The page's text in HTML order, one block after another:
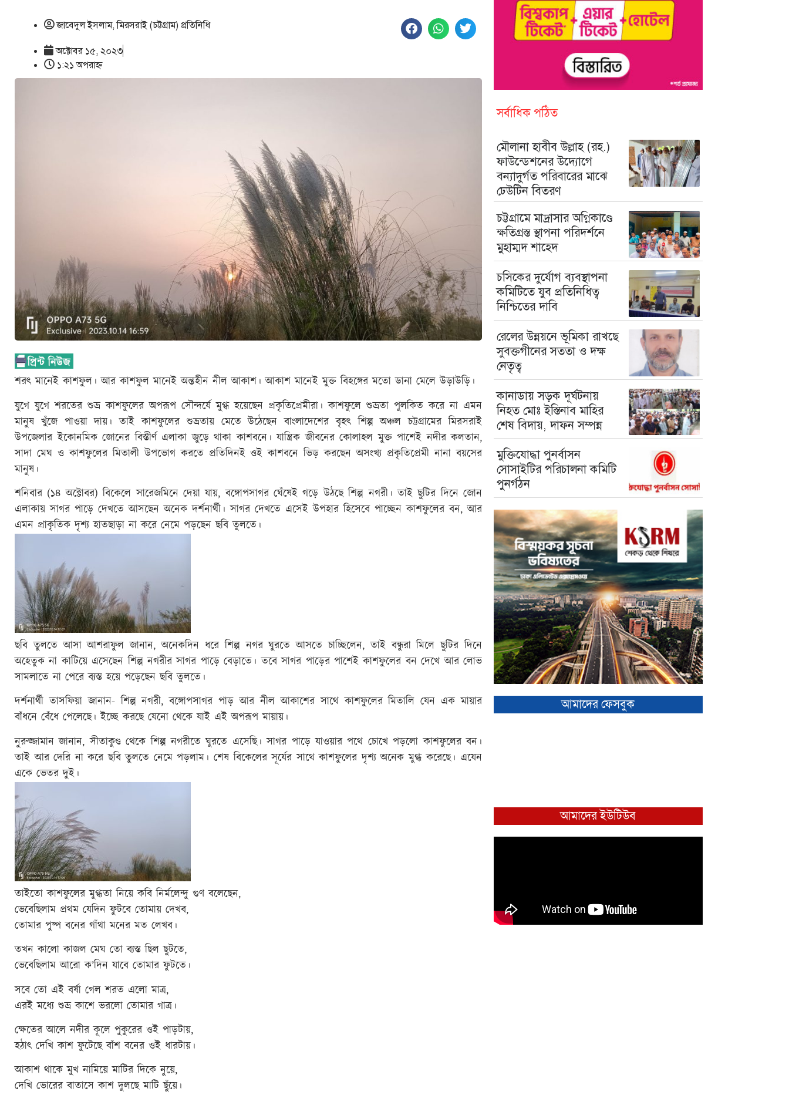
জাবেদুল ইসলাম, মিরসরাই (চট্টগ্রাম) প্রতিনিধি
অক্টোবর ১৫, ২০২৩
১:২১ অপরাহ্ণ
শরৎ মানেই কাশফুল। আর কাশফুল মানেই অন্তহীন নীল আকাশ। আকাশ মানেই মুক্ত বিহঙ্গের মতো ডানা মেলে উড়াউড়ি।
যুগে যুগে শরতের শুভ্র কাশফুলের অপরূপ সৌন্দর্যে মুগ্ধ হয়েছেন প্রকৃতিপ্রেমীরা। কাশফুলে শুভ্রতা পুলকিত করে না এমন
মানুষ খুঁজে পাওয়া দায়। তাই কাশফুলের শুভ্রতায় মেতে উঠেছেন বাংলাদেশের বৃহৎ শিল্প অঞ্চল চট্টগ্রামের মিরসরাই
উপজেলার ইকোনমিক জোনের বিস্তীর্ণ এলাকা জুড়ে থাকা কাশবনে। যান্ত্রিক জীবনের কোলাহল মুক্ত পাশেই নদীর কলতান,
সাদা মেঘ ও কাশফুলের মিতালী উপভোগ করতে প্রতিদিনই ওই কাশবনে ভিড় করছেন অসংখ্য প্রকৃতিপ্রেমী নানা বয়সের
মানুষ।
শনিবার (১৪ অক্টোবর) বিকেলে সারেজমিনে দেয়া যায়, বঙ্গোপসাগর ঘেঁষেই গড়ে উঠছে শিল্প নগরী। তাই ছুটির দিনে জোন
এলাকায় সাগর পাড়ে দেখতে আসছেন অনেক দর্শনার্থী। সাগর দেখতে এসেই উপহার হিসেবে পাচ্ছেন কাশফুলের বন, আর
এমন প্রাকৃতিক দৃশ্য হাতছাড়া না করে নেমে পড়ছেন ছবি তুলতে।
ছবি তুলতে আসা আশরাফুল জানান, অনেকদিন ধরে শিল্প নগর ঘুরতে আসতে চাচ্ছিলেন, তাই বন্ধুরা মিলে ছুটির দিনে
অহেতুক না কাটিয়ে এসেছেন শিল্প নগরীর সাগর পাড়ে বেড়াতে। তবে সাগর পাড়ের পাশেই কাশফুলের বন দেখে আর লোভ
সামলাতে না পেরে ব্যস্ত হয়ে পড়েছেন ছবি তুলতে।
দর্শনার্থী তাসফিয়া জানান- শিল্প নগরী, বঙ্গোপসাগর পাড় আর নীল আকাশের সাথে কাশফুলের মিতালি যেন এক মায়ার
বাঁধনে বেঁধে পেলেছে। ইচ্ছে করছে যেনো থেকে যাই এই অপরূপ মায়ায়।
নুরুজ্জামান জানান, সীতাকুণ্ড থেকে শিল্প নগরীতে ঘুরতে এসেছি। সাগর পাড়ে যাওয়ার পথে চোখে পড়লো কাশফুলের বন।
তাই আর দেরি না করে ছবি তুলতে নেমে পড়লাম। শেষ বিকেলের সূর্যের সাথে কাশফুলের দৃশ্য অনেক মুগ্ধ করেছে। এযেন
একে ভেতর দুই।
তাইতো কাশফুলের মুগ্ধতা নিয়ে কবি নির্মলেন্দু গুণ বলেছেন,
ভেবেছিলাম প্রথম যেদিন ফুটবে তোমায় দেখব,
তোমার পুষ্প বনের গাঁথা মনের মত লেখব।
তখন কালো কাজল মেঘ তো ব্যস্ত ছিল ছুটতে,
ভেবেছিলাম আরো ক’দিন যাবে তোমার ফুটতে।
সবে তো এই বর্ষা গেল শরত এলো মাত্র,
এরই মধ্যে শুভ্র কাশে ভরলো তোমার গাত্র।
ক্ষেতের আলে নদীর কূলে পুকুরের ওই পাড়টায়,
হঠাৎ দেখি কাশ ফুটেছে বাঁশ বনের ওই ধারটায়।
আকাশ থাকে মুখ নামিয়ে মাটির দিকে নুয়ে,
দেখি ভোরের বাতাসে কাশ দুলছে মাটি ছুঁয়ে।
সর্বাধিক পঠিত
মৌলানা হাবীব উল্লাহ (রহ.)
ফাউন্ডেশনের উদ্যোগে
বন্যাদুর্গত পরিবারের মাঝে
ঢেউটিন বিতরণ
চট্টগ্রামে মাদ্রাসার অগ্নিকাণ্ডে
ক্ষতিগ্রস্ত স্থাপনা পরিদর্শনে
মুহাম্মদ শাহেদ
চসিকের দুর্যোগ ব্যবস্থাপনা
কমিটিতে যুব প্রতিনিধিত্ব
নিশ্চিতের দাবি
রেলের উন্নয়নে ভূমিকা রাখছে
সুবক্তগীনের সততা ও দক্ষ
নেতৃত্ব
কানাডায় সড়ক দূর্ঘটনায়
নিহত মোঃ ইস্তিনাব মাহির
শেষ বিদায়, দাফন সম্পন্ন
মুক্তিযোদ্ধা পুনর্বাসন
সোসাইটির পরিচালনা কমিটি
পুনর্গঠন
আমাদের ফেসবুক
আমাদের ইউটিউব